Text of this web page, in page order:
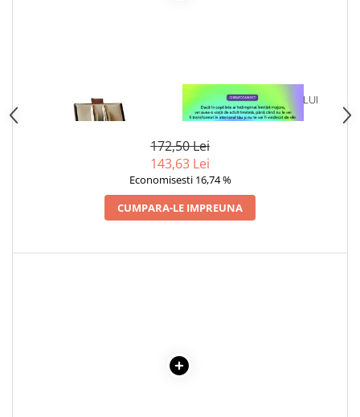
1 x SET PIX SI STILOU -
ARGINTIU
1 x VINDECAREA COPILULUI
INTERIOR
172,50 Lei
143,63 Lei
Economisesti 16,74 %
CUMPARA-LE IMPREUNA